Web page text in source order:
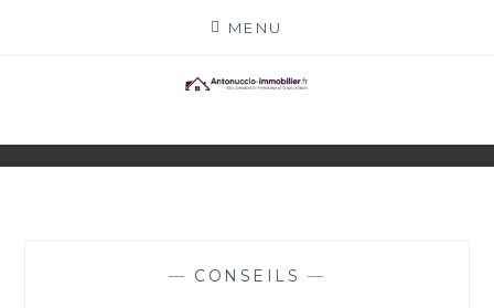
MENU
ANTONUCCIO-
IMMOBILIER.FR
ACTEURS
— CONSEILS —